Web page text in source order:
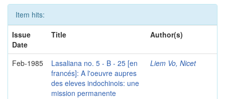
Item hits:
Issue
Date
Title Author(s)
Feb-1985
Lasaliana no. 5 - B - 25 [en
francés]: A l'oeuvre aupres
des eleves indochinois: une
mission permanente
Liem Vo, Nicet